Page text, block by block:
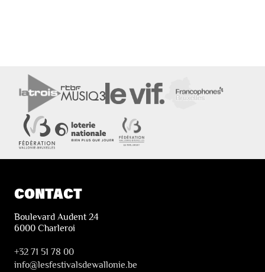
CONTACT
Boulevard Audent 24
6000 Charleroi
+32 71 51 78 00
info@lesfestivalsdewallonie.be